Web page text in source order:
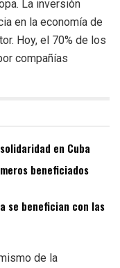
La inversión
en la economía de
Hoy, el 70% de los
compañías
en Cuba
beneficiados
se benefician con las
de la